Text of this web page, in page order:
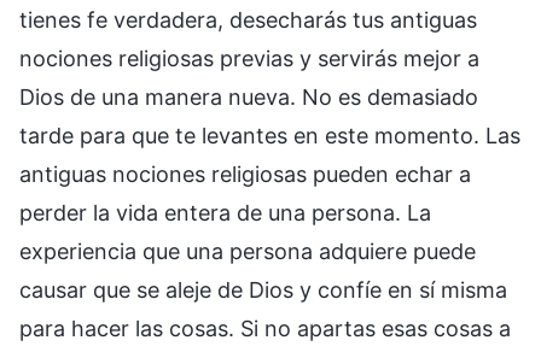
tienes fe verdadera, desecharás tus antiguas
nociones religiosas previas y servirás mejor a
Dios de una manera nueva. No es demasiado
tarde para que te levantes en este momento. Las
antiguas nociones religiosas pueden echar a
perder la vida entera de una persona. La
experiencia que una persona adquiere puede
causar que se aleje de Dios y confíe en sí misma
para hacer las cosas. Si no apartas esas cosas a